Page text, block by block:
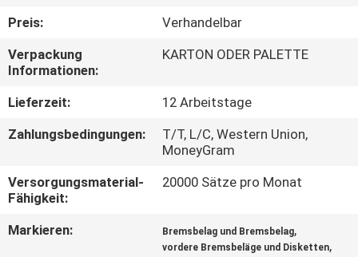
QUALITÄTSKONTROLLE
TRETEN
SIE
MIT
IN
VERBINDUNG
Preis:
Verhandelbar
Verpackung
Informationen:
KARTON ODER PALETTE
Lieferzeit:
12 Arbeitstage
Zahlungsbedingungen:
T/T, L/C, Western Union,
MoneyGram
Versorgungsmaterial-
Fähigkeit:
20000 Sätze pro Monat
Markieren: Bremsbelag und Bremsbelag,
vordere Bremsbeläge und Disketten,